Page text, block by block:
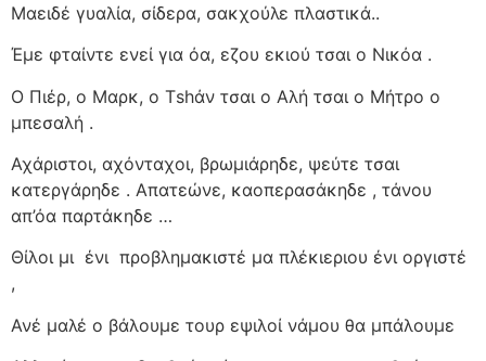
Μαειδέ γυαλία, σίδερα, σακχούλε πλαστικά..
Έμε φταίντε ενεί για όα, εζου εκιού τσαι ο Νικόα .
Ο Πιέρ, ο Μαρκ, ο Τshάν τσαι ο Αλή τσαι ο Μήτρο ο
μπεσαλή .
Αχάριστοι, αχόνταχοι, βρωμιάρηδε, ψεύτε τσαι
κατεργάρηδε . Απατεώνε, καοπερασάκηδε , τάνου
απ’όα παρτάκηδε …
Θίλοι μι ένι προβλημακιστέ μα πλέκιεριου ένι οργιστέ
,
Ανέ μαλέ ο βάλουμε τουρ εψιλοί νάμου θα μπάλουμε